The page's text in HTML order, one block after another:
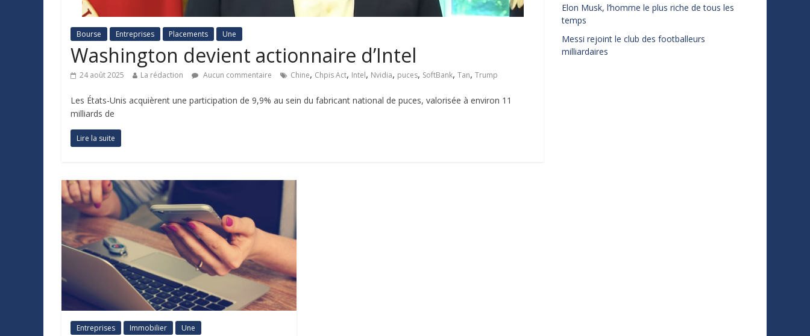
Bourse Entreprises Placements Une
Washington devient actionnaire d’Intel
24 août 2025 La rédaction Aucun commentaire Chine, Chpis Act, Intel, Nvidia, puces, SoftBank, Tan, Trump
Les États-Unis acquièrent une participation de 9,9% au sein du fabricant national de puces, valorisée à environ 11
milliards de
Lire la suite
Entreprises Immobilier Une
Elon Musk, l’homme le plus riche de tous les
temps
Messi rejoint le club des footballeurs
milliardaires